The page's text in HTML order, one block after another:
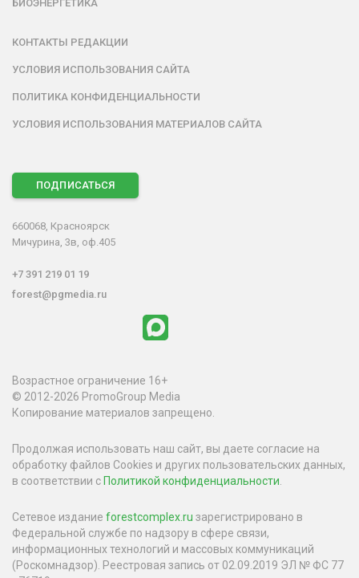
БИОЭНЕРГЕТИКА
КОНТАКТЫ РЕДАКЦИИ
УСЛОВИЯ ИСПОЛЬЗОВАНИЯ САЙТА
ПОЛИТИКА КОНФИДЕНЦИАЛЬНОСТИ
УСЛОВИЯ ИСПОЛЬЗОВАНИЯ МАТЕРИАЛОВ САЙТА
ПОДПИСАТЬСЯ
660068, Красноярск
Мичурина, 3в, оф.405
+7 391 219 01 19
forest@pgmedia.ru
Возрастное ограничение 16+
© 2012-2026 PromoGroup Media
Копирование материалов запрещено.
Продолжая использовать наш сайт, вы даете согласие на
обработку файлов Cookies и других пользовательских данных,
в соответствии с Политикой конфиденциальности.
Сетевое издание forestcomplex.ru зарегистрировано в
Федеральной службе по надзору в сфере связи,
информационных технологий и массовых коммуникаций
(Роскомнадзор). Реестровая запись от 02.09.2019 ЭЛ № ФС 77